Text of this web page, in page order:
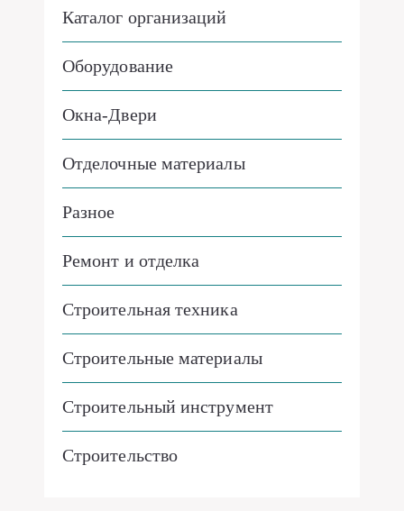
Каталог организаций
Оборудование
Окна-Двери
Отделочные материалы
Разное
Ремонт и отделка
Строительная техника
Строительные материалы
Строительный инструмент
Строительство